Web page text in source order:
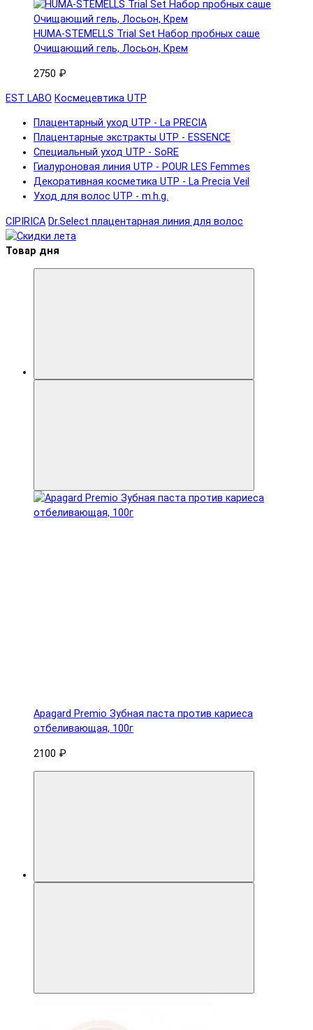
HUMA-STEMELLS Trial Set Набор пробных саше
Очищающий гель, Лосьон, Крем
2750 ₽
EST LABO Космецевтика UTP
Плацентарный уход UTP - La PRECIA
Плацентарные экстракты UTP - ESSENCE
Специальный уход UTP - SoRE
Гиалуроновая линия UTP - POUR LES Femmes
Декоративная косметика UTP - La Precia Veil
Уход для волос UTP - m.h.g.
CIPIRICA Dr.Select плацентарная линия для волос
Товар дня
Apagard Premio Зубная паста против кариеса
отбеливающая, 100г
2100 ₽